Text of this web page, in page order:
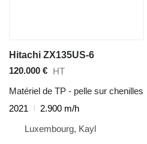
Hitachi ZX135US-6
120.000 € HT
Matériel de TP - pelle sur chenilles
2021
2.900 m/h
Luxembourg, Kayl